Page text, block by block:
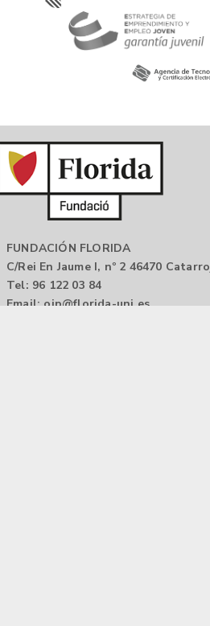
FUNDACIÓN FLORIDA
C/Rei En Jaume I, nº 2 46470
Tel: 96 122 03 84
Email: oip@florida-uni.es